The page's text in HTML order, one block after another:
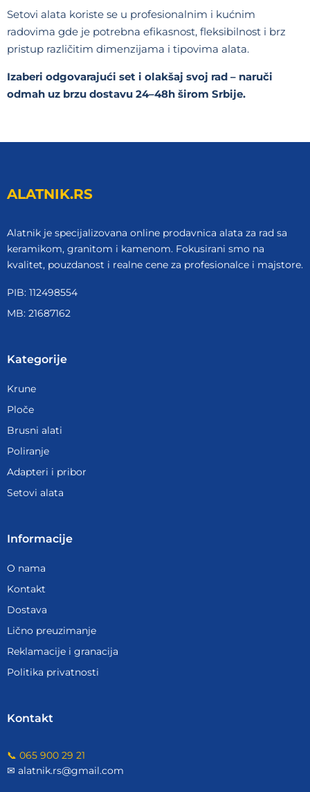
Setovi alata koriste se u profesionalnim i kućnim
radovima gde je potrebna efikasnost, fleksibilnost i brz
pristup različitim dimenzijama i tipovima alata.
Izaberi odgovarajući set i olakšaj svoj rad – naruči
odmah uz brzu dostavu 24–48h širom Srbije.
ALATNIK.RS
Alatnik je specijalizovana online prodavnica alata za rad sa
keramikom, granitom i kamenom. Fokusirani smo na
kvalitet, pouzdanost i realne cene za profesionalce i majstore.
PIB: 112498554
MB: 21687162
Kategorije
Krune
Ploče
Brusni alati
Poliranje
Adapteri i pribor
Setovi alata
Informacije
O nama
Kontakt
Dostava
Lično preuzimanje
Reklamacije i granacija
Politika privatnosti
Kontakt
📞 065 900 29 21
✉ alatnik.rs@gmail.com